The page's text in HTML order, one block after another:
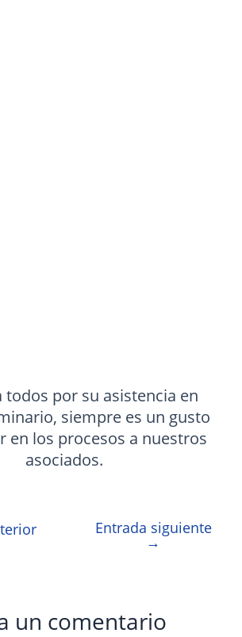
todos por su asistencia en
siempre es un gusto
en los procesos a nuestros
asociados.
Entrada siguiente
→
un comentario